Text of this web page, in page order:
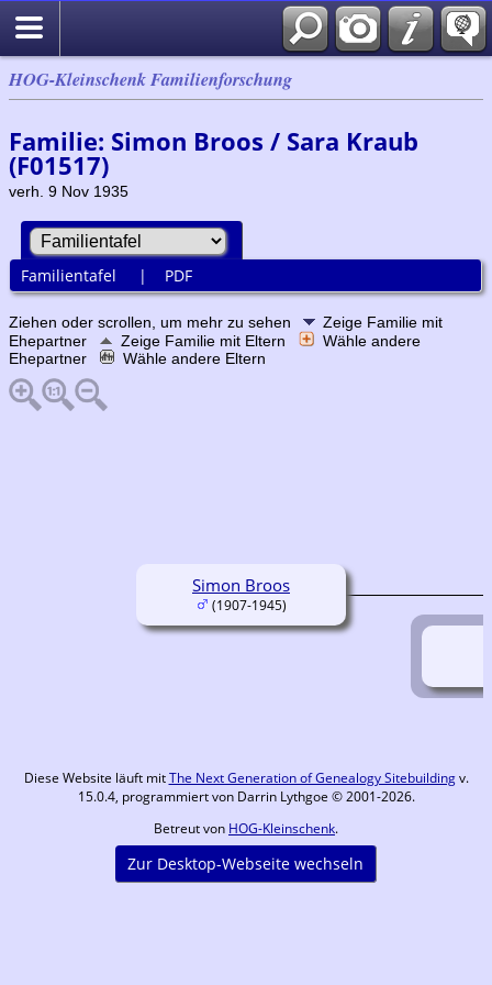
HOG-Kleinschenk Familienforschung
Familie: Simon Broos / Sara Kraub
(F01517)
verh. 9 Nov 1935
Familientafel | PDF
Ziehen oder scrollen, um mehr zu sehen
Zeige Familie mit
Ehepartner
Zeige Familie mit Eltern
Wähle andere
Ehepartner
Wähle andere Eltern
Simon Broos
(1907-1945)
Diese Website läuft mitThe Next Generation of Genealogy Sitebuildingv.
15.0.4, programmiert von Darrin Lythgoe © 2001-2026.
Betreut von HOG-Kleinschenk.
Zur Desktop-Webseite wechseln